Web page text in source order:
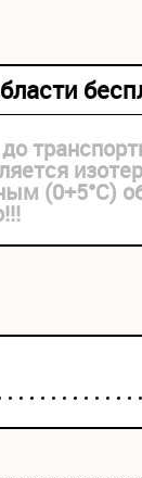
(0+5°С)